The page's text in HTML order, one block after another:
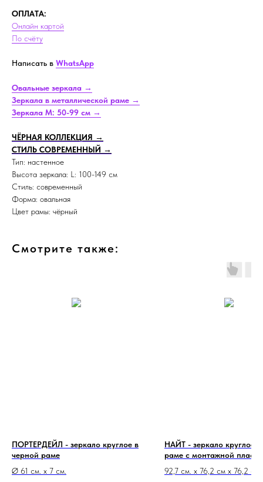
ОПЛАТА:
Онлайн картой
По счёту
Написать в WhatsApp
Овальные зеркала →
Зеркала в металлической раме →
Зеркала M: 50-99 см →
ЧЁРНАЯ КОЛЛЕКЦИЯ →
СТИЛЬ СОВРЕМЕННЫЙ →
Тип: настенное
Высота зеркала: L: 100-149 см
Стиль: современный
Форма: овальная
Цвет рамы: чёрный
Смотрите также:
ПОРТЕРДЕЙЛ - зеркало круглое в
черной раме
Ø 61 см. x 7 см.
НАЙТ - зеркало круглое в
раме с монтажной
92,7 см. х 76,2 см х 76,2 см.